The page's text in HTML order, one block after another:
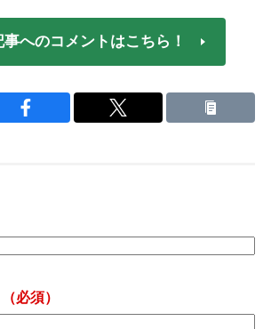
事へのコメントはこちら！
（必須）